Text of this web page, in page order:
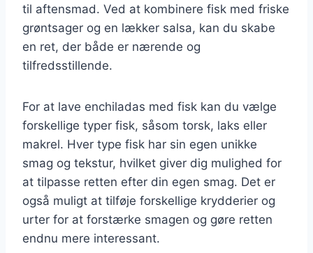
til aftensmad. Ved at kombinere fisk med friske
grøntsager og en lækker salsa, kan du skabe
en ret, der både er nærende og
tilfredsstillende.
For at lave enchiladas med fisk kan du vælge
forskellige typer fisk, såsom torsk, laks eller
makrel. Hver type fisk har sin egen unikke
smag og tekstur, hvilket giver dig mulighed for
at tilpasse retten efter din egen smag. Det er
også muligt at tilføje forskellige krydderier og
urter for at forstærke smagen og gøre retten
endnu mere interessant.